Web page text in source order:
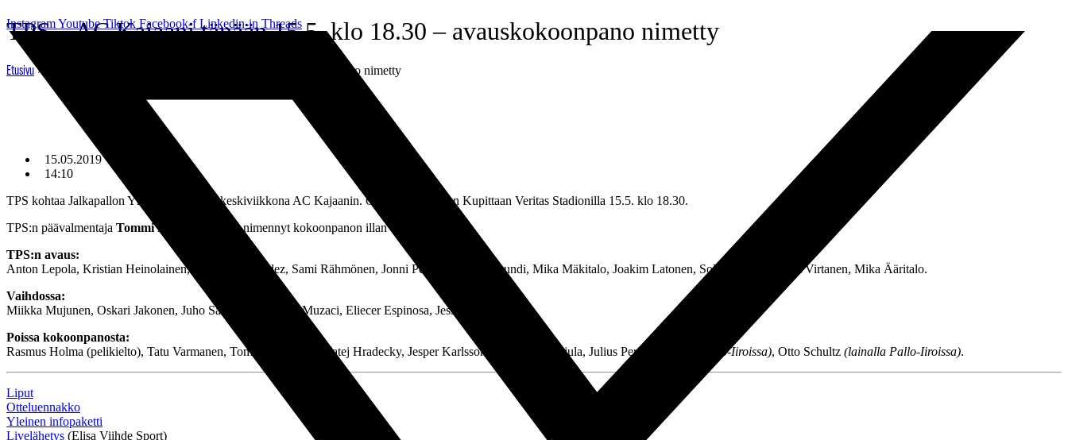
Mene
sisältöön
InstagramYoutube Tiktok Facebook-f Linkedin-in Threads
TPS – AC Kajaani tänään 15.5. klo 18.30 – avauskokoonpano nimetty
Etusivu» TPS – AC Kajaani tänään 15.5. klo 18.30 – avauskokoonpano nimetty
15.05.2019
14:10
TPS kohtaa Jalkapallon Ykkösessä tänään keskiviikkona AC Kajaanin. Ottelu alkaa Turun Kupittaan Veritas Stadionilla 15.5. klo 18.30.
TPS:n päävalmentaja Tommi Pikkarainen
on nimennyt kokoonpanon illan otteluun.
TPS:n avaus:
Anton Lepola, Kristian Heinolainen, Aldayr Hernandez, Sami Rähmönen, Jonni Peräaho, Alim Moundi, Mika Mäkitalo, Joakim Latonen, Solomon Duah, Jani Virtanen, Mika Ääritalo.
Vaihdossa:
Miikka Mujunen, Oskari Jakonen, Juho Salminen, Albijon Muzaci, Eliecer Espinosa, Jessy Lando.
Poissa kokoonpanosta:
Rasmus Holma (pelikielto), Tatu Varmanen, Tomas Hradecky, Matej Hradecky, Jesper Karlsson, Onnipekka Pajula, Julius Perälä
(lainalla Pallo-Iiroissa), Otto Schultz (lainalla Pallo-Iiroissa).
Liput
Otteluennakko
Yleinen infopaketti
Livelähetys (Elisa Viihde Sport)